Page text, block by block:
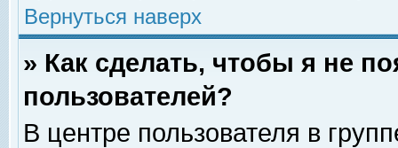
Вернуться наверх
» Как сделать, чтобы я не
пользователей?
В центре пользователя в